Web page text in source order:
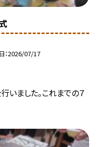
2026/07/17
いました。これまでの７